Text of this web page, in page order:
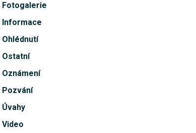
Fotogalerie
Informace
Ohlédnutí
Ostatní
Oznámení
Pozvání
Úvahy
Video